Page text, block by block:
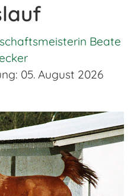
Beate
05. August 2026